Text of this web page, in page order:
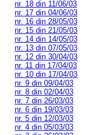
nr. 18 din 11/06/03
nr. 17 din 04/06/03
nr. 16 din 28/05/03
nr. 15 din 21/05/03
nr. 14 din 14/05/03
nr. 13 din 07/05/03
nr. 12 din 30/04/03
nr. 11 din 17/04/03
nr. 10 din 17/04/03
nr. 9 din 09/04/03
nr. 8 din 02/04/03
nr. 7 din 26/03/03
nr. 6 din 19/03/03
nr. 5 din 12/03/03
nr. 4 din 05/03/03